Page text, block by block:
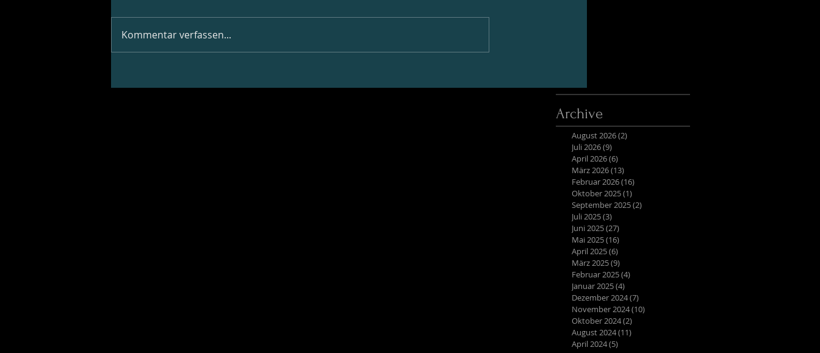
Kommentar verfassen...
Archive
August 2026(2)
Juli 2026(9)
April 2026(6)
März 2026(13)
Februar 2026(16)
Oktober 2025(1)
September 2025(2)
Juli 2025(3)
Juni 2025(27)
Mai 2025(16)
April 2025(6)
März 2025(9)
Februar 2025(4)
Januar 2025(4)
Dezember 2024(7)
November 2024(10)
Oktober 2024(2)
August 2024(11)
April 2024(5)